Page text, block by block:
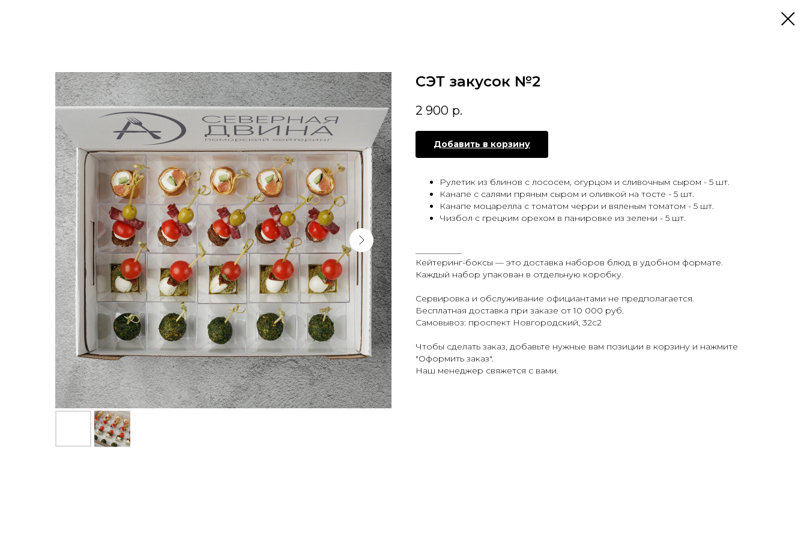
СЭТ закусок №2
2 900 р.
Добавить в корзину
Рулетик из блинов с лососем, огурцом и сливочным сыром - 5 шт.
Канапе с салями пряным сыром и оливкой на тосте - 5 шт.
Канапе моцарелла с томатом черри и вяленым томатом - 5 шт.
Чизбол с грецким орехом в панировке из зелени - 5 шт.
Кейтеринг-боксы — это доставка наборов блюд в удобном формате.
Каждый набор упакован в отдельную коробку.
Сервировка и обслуживание официантами не предполагается.
Бесплатная доставка при заказе от 10 000 руб.
Самовывоз: проспект Новгородский, 32с2
Чтобы сделать заказ, добавьте нужные вам позиции в корзину и нажмите
"Оформить заказ".
Наш менеджер свяжется с вами.